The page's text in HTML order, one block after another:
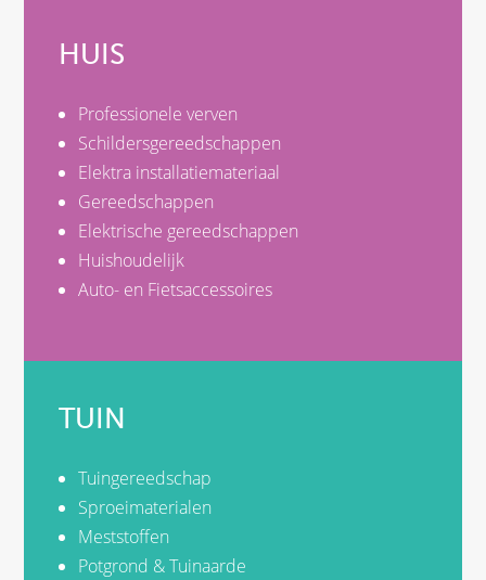
HUIS
Professionele verven
Schildersgereedschappen
Elektra installatiemateriaal
Gereedschappen
Elektrische gereedschappen
Huishoudelijk
Auto- en Fietsaccessoires
TUIN
Tuingereedschap
Sproeimaterialen
Meststoffen
Potgrond & Tuinaarde